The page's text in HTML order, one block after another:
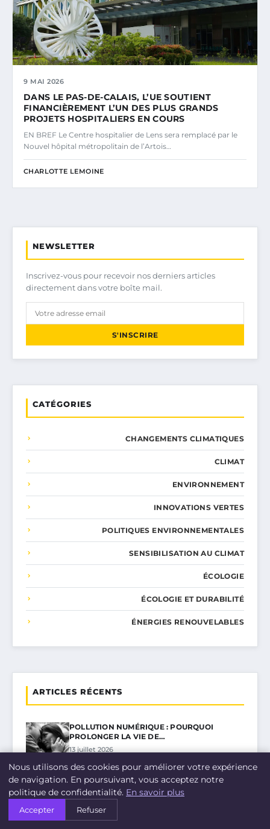
9 MAI 2026
DANS LE PAS-DE-CALAIS, L’UE SOUTIENT
FINANCIÈREMENT L’UN DES PLUS GRANDS
PROJETS HOSPITALIERS EN COURS
EN BREF Le Centre hospitalier de Lens sera remplacé par le
Nouvel hôpital métropolitain de l’Artois…
CHARLOTTE LEMOINE
NEWSLETTER
Inscrivez-vous pour recevoir nos derniers articles
directement dans votre boîte mail.
S'INSCRIRE
CATÉGORIES
CHANGEMENTS CLIMATIQUES
CLIMAT
ENVIRONNEMENT
INNOVATIONS VERTES
POLITIQUES ENVIRONNEMENTALES
SENSIBILISATION AU CLIMAT
ÉCOLOGIE
ÉCOLOGIE ET DURABILITÉ
ÉNERGIES RENOUVELABLES
ARTICLES RÉCENTS
POLLUTION NUMÉRIQUE : POURQUOI
PROLONGER LA VIE DE…
13 juillet 2026
DÉBAT BRÛLANT : LA CRISE ÉNERGÉTIQUE
JUSTIFIE-T-ELLE…
13 mai 2026
DANS LE PAS-DE-CALAIS, L’UE SOUTIENT
Nous utilisons des cookies pour améliorer votre expérience
de navigation. En poursuivant, vous acceptez notre
politique de confidentialité. En savoir plus
Accepter Refuser